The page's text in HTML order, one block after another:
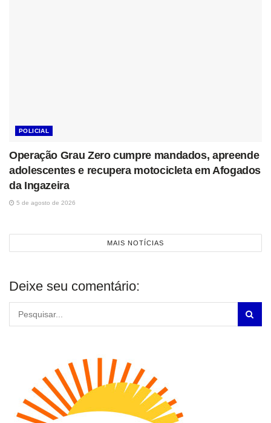
POLICIAL
Operação Grau Zero cumpre mandados, apreende
adolescentes e recupera motocicleta em Afogados
da Ingazeira
5 de agosto de 2026
MAIS NOTÍCIAS
Deixe seu comentário: